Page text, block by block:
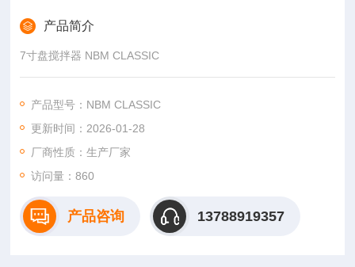
产品简介
7寸盘搅拌器 NBM CLASSIC
产品型号：NBM CLASSIC
更新时间：2026-01-28
厂商性质：生产厂家
访问量：860
产品咨询 13788919357